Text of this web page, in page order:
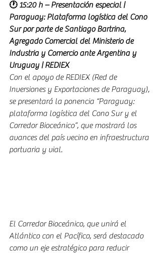
🕐 15:20 h – Presentación especial |
Paraguay: Plataforma logística del Cono
Sur por parte de Santiago Bartrina,
Agregado Comercial del Ministerio de
Industria y Comercio ante Argentina y
Uruguay | REDIEX
Con el apoyo de REDIEX (Red de
Inversiones y Exportaciones de Paraguay),
se presentará la ponencia “Paraguay:
plataforma logística del Cono Sur y el
Corredor Bioceánico”, que mostrará los
avances del país vecino en infraestructura
portuaria y vial.
El Corredor Bioceánico, que unirá el
Atlántico con el Pacífico, será destacado
como un eje estratégico para reducir